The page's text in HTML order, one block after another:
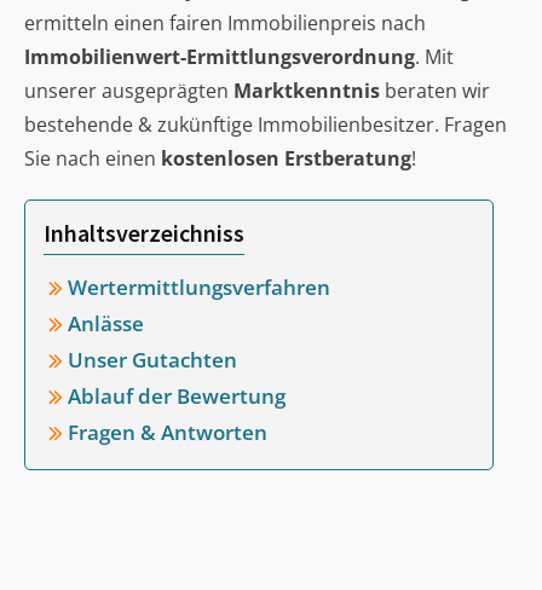
ermitteln einen fairen Immobilienpreis nach
Immobilienwert-Ermittlungsverordnung. Mit
unserer ausgeprägten Marktkenntnis beraten wir
bestehende & zukünftige Immobilienbesitzer. Fragen
Sie nach einen kostenlosen Erstberatung!
Inhaltsverzeichniss
Wertermittlungsverfahren
Anlässe
Unser Gutachten
Ablauf der Bewertung
Fragen & Antworten